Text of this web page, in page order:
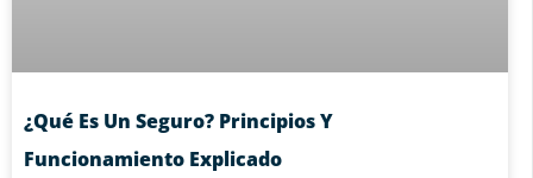
¿Qué Es Un Seguro? Principios Y
Funcionamiento Explicado